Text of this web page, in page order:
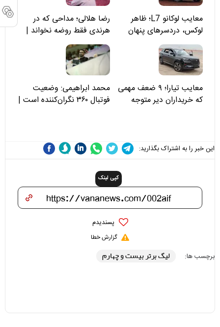
معایب لوکانو L7؛ ظاهر
لوکس، دردسرهای پنهان
رضا هلالی؛ مداحی که در
هرندی فقط روضه نخواند |
مسئولان «تکیه‌گاه آقا مرتضی
علی(ع)» را جدی‌تر ببینند
معایب تیارا؛ ۹ ضعف مهمی
که خریداران دیر متوجه
محمد ابراهیمی: وضعیت
فوتبال ۳۶۰ نگران‌کننده است |
این خبر را به اشتراک بگذارید:
کپی لینک
پسندیدم
گزارش خطا
برچسب ها: لیگ برتر بیست و چهارم